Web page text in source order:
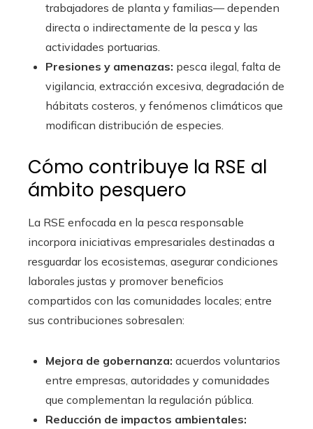
trabajadores de planta y familias— dependen
directa o indirectamente de la pesca y las
actividades portuarias.
Presiones y amenazas: pesca ilegal, falta de
vigilancia, extracción excesiva, degradación de
hábitats costeros, y fenómenos climáticos que
modifican distribución de especies.
Cómo contribuye la RSE al
ámbito pesquero
La RSE enfocada en la pesca responsable
incorpora iniciativas empresariales destinadas a
resguardar los ecosistemas, asegurar condiciones
laborales justas y promover beneficios
compartidos con las comunidades locales; entre
sus contribuciones sobresalen:
Mejora de gobernanza: acuerdos voluntarios
entre empresas, autoridades y comunidades
que complementan la regulación pública.
Reducción de impactos ambientales: